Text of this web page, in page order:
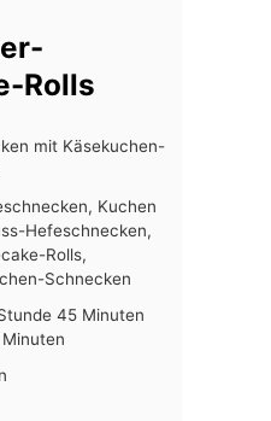
Rolls
mit Käsekuchen-
Kuchen
Hefeschnecken,
Rolls,
Schnecken
45Minuten
Minuten
Minuten